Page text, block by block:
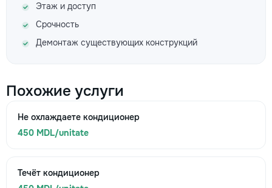
Этаж и доступ
Срочность
Демонтаж существующих конструкций
Похожие услуги
Не охлаждаете кондиционер
450 MDL/unitate
Течёт кондиционер